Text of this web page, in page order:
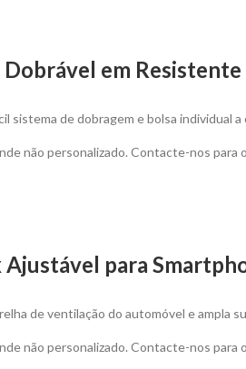
Dobrável em
sistema de dobragem e bolsa individual
não personalizado. Contacte-nos
para
de ventilação do automóvel e ampla
não personalizado. Contacte-nos